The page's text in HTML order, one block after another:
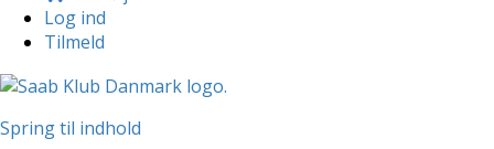
Log ind
Tilmeld
Spring til indhold